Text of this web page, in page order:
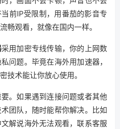
前IP受限制，用番茄的影音专
畅观看，就像在国内一样。
采用加密专线传输，你的上网数
问题。毕竟在海外用加速器，
技术能让你放心使用。
。如果遇到连接问题或者其他
团队，随时能帮你解决。比如
解说海外无法观看，联系客服